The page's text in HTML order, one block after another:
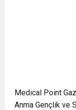
Medical Point
Anma Gençlik ve